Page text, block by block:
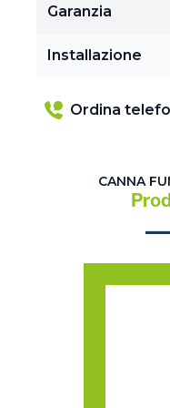
Garanzia
Installazione
Ordina
CANNA